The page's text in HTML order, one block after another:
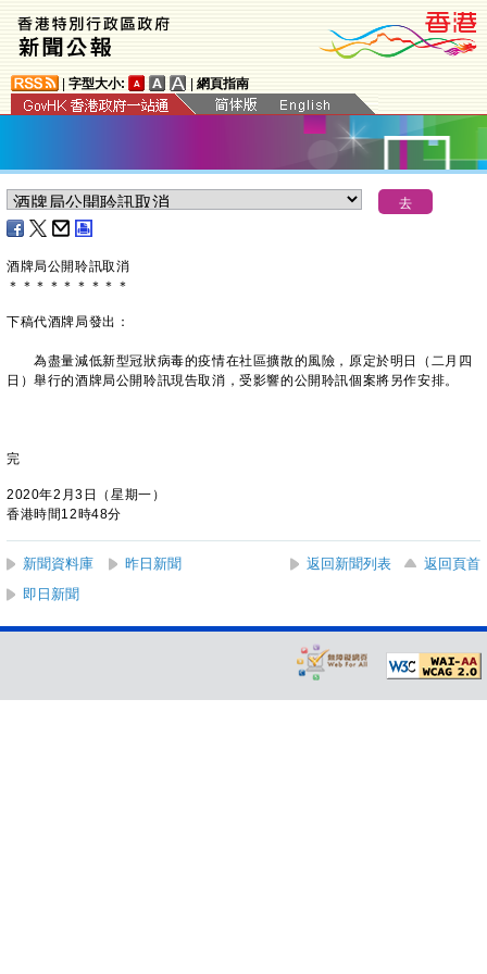
字型大小: 網頁指南
酒牌局公開聆訊取消
＊ ＊ ＊ ＊ ＊ ＊ ＊ ＊ ＊
下稿代酒牌局發出：
為盡量減低新型冠狀病毒的疫情在社區擴散的風險，原定於明日（二月四
日）舉行的酒牌局公開聆訊現告取消，受影響的公開聆訊個案將另作安排。
完
2020年2月3日（星期一）
香港時間12時48分
新聞資料庫 昨日新聞 返回新聞列表
返回頁首
即日新聞